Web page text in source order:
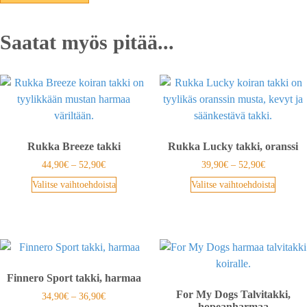
Saatat myös pitää...
Rukka Breeze takki
44,90€ – 52,90€
Valitse vaihtoehdoista
Rukka Lucky takki, oranssi
39,90€ – 52,90€
Valitse vaihtoehdoista
Finnero Sport takki, harmaa
34,90€ – 36,90€
For My Dogs Talvitakki,